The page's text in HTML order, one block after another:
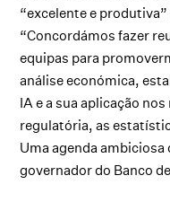
“excelente e
“Concordámos fazer
equipas para
análise económica,
IA e a sua aplicação
regulatória, as
Uma agenda
governador do Banco